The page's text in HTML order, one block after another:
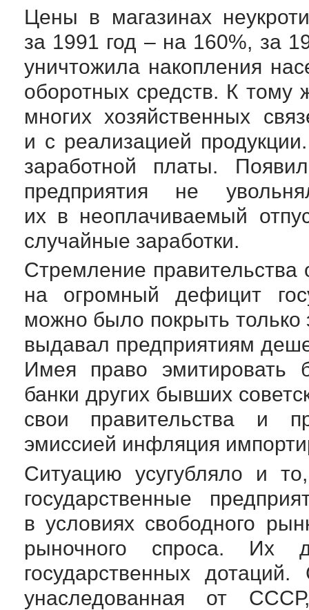
Цены в магазинах
за 1991 год – на 160%, за
уничтожила накопления
оборотных средств. К
многих хозяйственных
и с реализацией
заработной платы.
предприятия не
их в неоплачиваемый
случайные заработки.
Стремление правительства
на огромный дефицит
можно было покрыть только
выдавал предприятиям
Имея право эмитировать
банки других бывших
свои правительства и
эмиссией инфляция
Ситуацию усугубляло и
государственные
в условиях свободного
рыночного спроса. Их
государственных дотаций.
унаследованная от